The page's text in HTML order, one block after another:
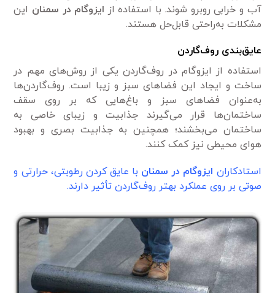
آب و خرابی روبرو شوند. با استفاده از ایزوگام در سمنان این
مشکلات به‌راحتی قابل‌حل هستند.
عایق‌بندی روف‌گاردن
استفاده از ایزوگام در روف‌گاردن یکی از روش‌های مهم در
ساخت و ایجاد این فضاهای سبز و زیبا است. روف‌گاردن‌ها
به‌عنوان فضاهای سبز و باغ‌هایی که بر روی سقف
ساختمان‌ها قرار می‌گیرند جذابیت و زیبای خاصی به
ساختمان می‌بخشند؛ همچنین به جذابیت بصری و بهبود
هوای محیطی نیز کمک کنند.
استادکاران ایزوگام در سمنان با عایق کردن رطوبتی، حرارتی و
صوتی بر روی عملکرد بهتر روف‌گاردن تأثیر دارند.